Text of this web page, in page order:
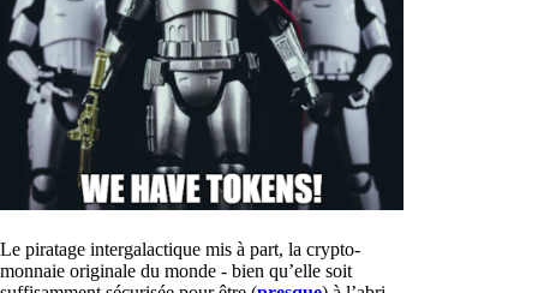
Le piratage intergalactique mis à part, la crypto-
monnaie originale du monde - bien qu’elle soit